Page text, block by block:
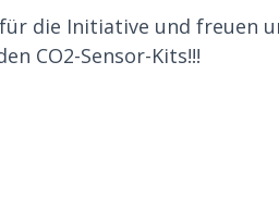
die Initiative und freuen
CO2-Sensor-Kits!!!